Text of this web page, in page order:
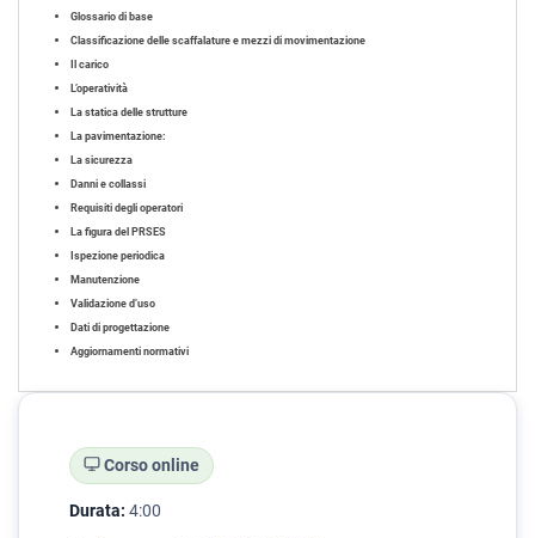
Glossario di base
Classificazione delle scaffalature e mezzi di movimentazione
Il carico
L’operatività
La statica delle strutture
La pavimentazione:
La sicurezza
Danni e collassi
Requisiti degli operatori
La figura del PRSES
Ispezione periodica
Manutenzione
Validazione d’uso
Dati di progettazione
Aggiornamenti normativi
Corso online
Durata: 4:00